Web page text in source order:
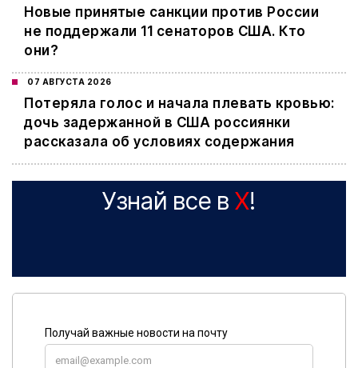
Новые принятые санкции против России
не поддержали 11 сенаторов США. Кто
они?
07 АВГУСТА 2026
Потеряла голос и начала плевать кровью:
дочь задержанной в США россиянки
рассказала об условиях содержания
Узнай все в X!